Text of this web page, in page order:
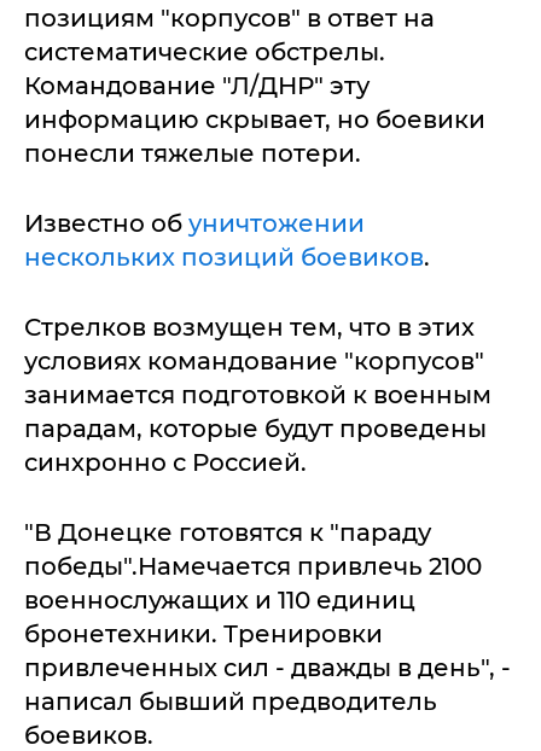
позициям "корпусов" в ответ на
систематические обстрелы.
Командование "Л/ДНР" эту
информацию скрывает, но боевики
понесли тяжелые потери.
Известно об уничтожении
нескольких позиций боевиков.
Стрелков возмущен тем, что в этих
условиях командование "корпусов"
занимается подготовкой к военным
парадам, которые будут проведены
синхронно с Россией.
"В Донецке готовятся к "параду
победы".Намечается привлечь 2100
военнослужащих и 110 единиц
бронетехники. Тренировки
привлеченных сил - дважды в день", -
написал бывший предводитель
боевиков.